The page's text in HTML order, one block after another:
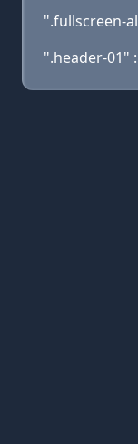
".fullscreen-
".header-01"